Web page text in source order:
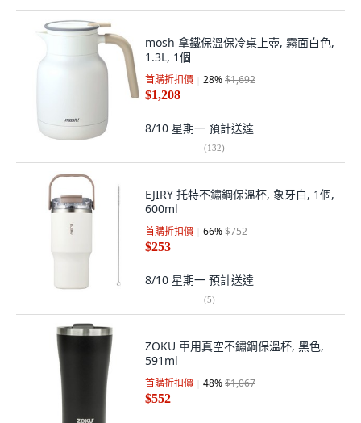
mosh 拿鐵保溫保冷桌上壺, 霧面白色,
1.3L, 1個
首購折扣價 28%$1,692
$1,208
8/10 星期一 預計送達
(132)
EJIRY 托特不鏽鋼保溫杯, 象牙白, 1個,
600ml
首購折扣價 66%$752
$253
8/10 星期一 預計送達
(5)
ZOKU 車用真空不鏽鋼保溫杯, 黑色,
591ml
首購折扣價 48%$1,067
$552